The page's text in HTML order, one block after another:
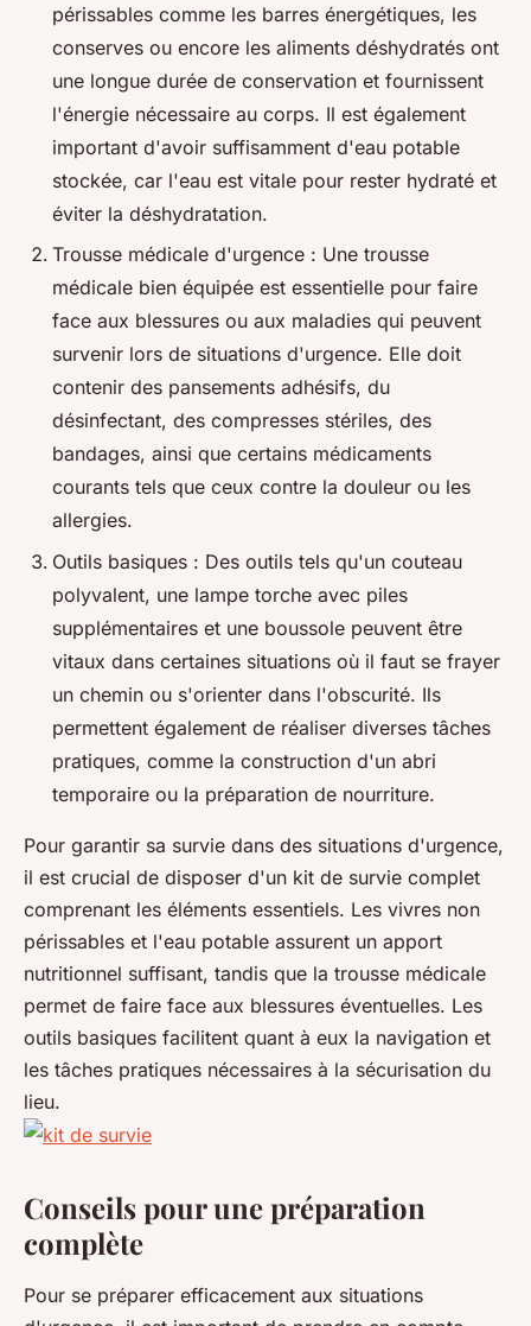
périssables comme les barres énergétiques, les
conserves ou encore les aliments déshydratés ont
une longue durée de conservation et fournissent
l'énergie nécessaire au corps. Il est également
important d'avoir suffisamment d'eau potable
stockée, car l'eau est vitale pour rester hydraté et
éviter la déshydratation.
Trousse médicale d'urgence : Une trousse
médicale bien équipée est essentielle pour faire
face aux blessures ou aux maladies qui peuvent
survenir lors de situations d'urgence. Elle doit
contenir des pansements adhésifs, du
désinfectant, des compresses stériles, des
bandages, ainsi que certains médicaments
courants tels que ceux contre la douleur ou les
allergies.
Outils basiques : Des outils tels qu'un couteau
polyvalent, une lampe torche avec piles
supplémentaires et une boussole peuvent être
vitaux dans certaines situations où il faut se frayer
un chemin ou s'orienter dans l'obscurité. Ils
permettent également de réaliser diverses tâches
pratiques, comme la construction d'un abri
temporaire ou la préparation de nourriture.
Pour garantir sa survie dans des situations d'urgence,
il est crucial de disposer d'un kit de survie complet
comprenant les éléments essentiels. Les vivres non
périssables et l'eau potable assurent un apport
nutritionnel suffisant, tandis que la trousse médicale
permet de faire face aux blessures éventuelles. Les
outils basiques facilitent quant à eux la navigation et
les tâches pratiques nécessaires à la sécurisation du
lieu.
Conseils pour une préparation
complète
Pour se préparer efficacement aux situations